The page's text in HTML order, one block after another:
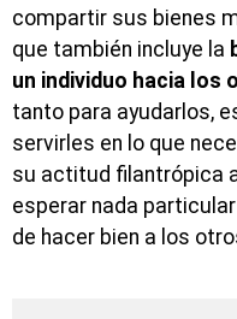
compartir sus bienes
que también incluye la
un individuo hacia los
tanto para ayudarlos,
servirles en lo que
su actitud filantrópica
esperar nada
de hacer bien a los